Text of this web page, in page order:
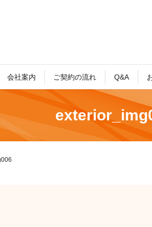
会社案内 ご契約の流れ Q&A